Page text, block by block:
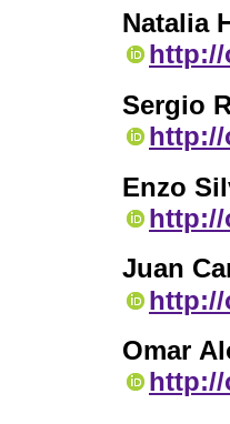
Natalia
http://
Sergio
http://
Enzo
http://
Juan
http://
Omar
http://